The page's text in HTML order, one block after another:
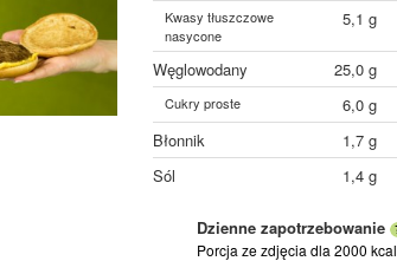
Kwasy tłuszczowe
nasycone
5,1 g
Węglowodany 25,0 g
Cukry proste 6,0 g
Błonnik
1,7 g
Sól
1,4 g
Dzienne zapotrzebowanie
Porcja ze zdjęcia dla 2000 kcal